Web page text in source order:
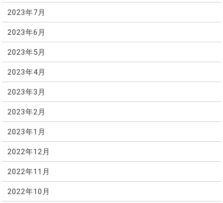
2023年7月
2023年6月
2023年5月
2023年4月
2023年3月
2023年2月
2023年1月
2022年12月
2022年11月
2022年10月